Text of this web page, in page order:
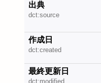
出典
dct:source
作成日
dct:created
最終更新日
dct:modified